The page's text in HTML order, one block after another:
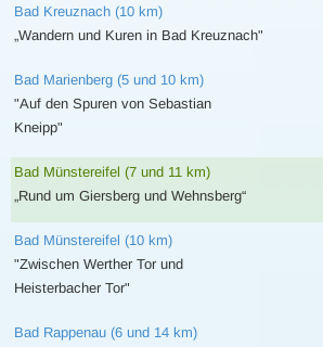
Bad Kreuznach (10 km)
„Wandern und Kuren in Bad Kreuznach"
Bad Marienberg (5 und 10 km)
"Auf den Spuren von Sebastian
Kneipp"
Bad Münstereifel (7 und 11 km)
„Rund um Giersberg und Wehnsberg“
Bad Münstereifel (10 km)
"Zwischen Werther Tor und
Heisterbacher Tor"
Bad Rappenau (6 und 14 km)